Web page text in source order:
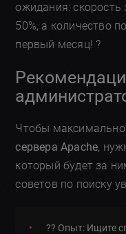
ожидания: скорость
50%, а количество
первый месяц! ?
Чтобы
сервера Apache,
который будет за
советов по поиску
?‍? Опыт: Ищите